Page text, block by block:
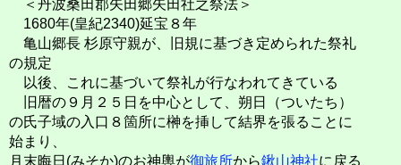
＜丹波桑田郡矢田郷矢田社之祭法＞
1680年(皇紀2340)延宝８年
亀山郷長 杉原守親が、旧規に基づき定められた祭礼
の規定
以後、これに基づいて祭礼が行なわれてきている
旧暦の９月２５日を中心として、朔日（ついたち）
の氏子域の入口８箇所に榊を挿して結界を張ることに
始まり、
月末晦日(みそか)のお神輿が御旅所から鍬山神社に戻る